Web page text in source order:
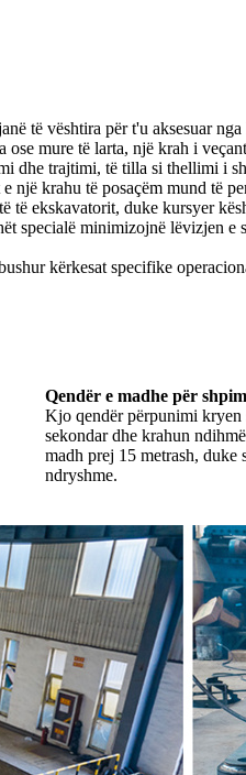
të vështira për t'u aksesuar nga
mure të larta, një krah i
dhe trajtimi, të tilla si thellimi i
një krahu të posaçëm mund të
të ekskavatorit, duke kursyer
specialë minimizojnë lëvizjen
kërkesat specifike
Qendër e madhe për
Kjo qendër përpunimi kryen
sekondar dhe krahun
madh prej 15 metrash, duke
ndryshme.